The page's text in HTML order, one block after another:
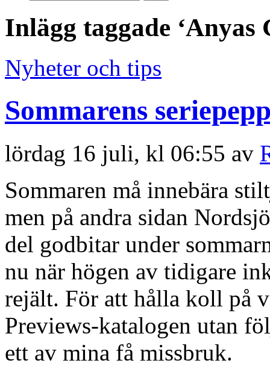
Inlägg taggade ‘Anyas
Nyheter och tips
Sommarens
lördag 16 juli, kl 06:55 av
Sommaren må innebära
men på andra sidan
del godbitar under
nu när högen av tidigare
rejält. För att hålla koll på
Previews-katalogen utan
ett av mina få missbruk.